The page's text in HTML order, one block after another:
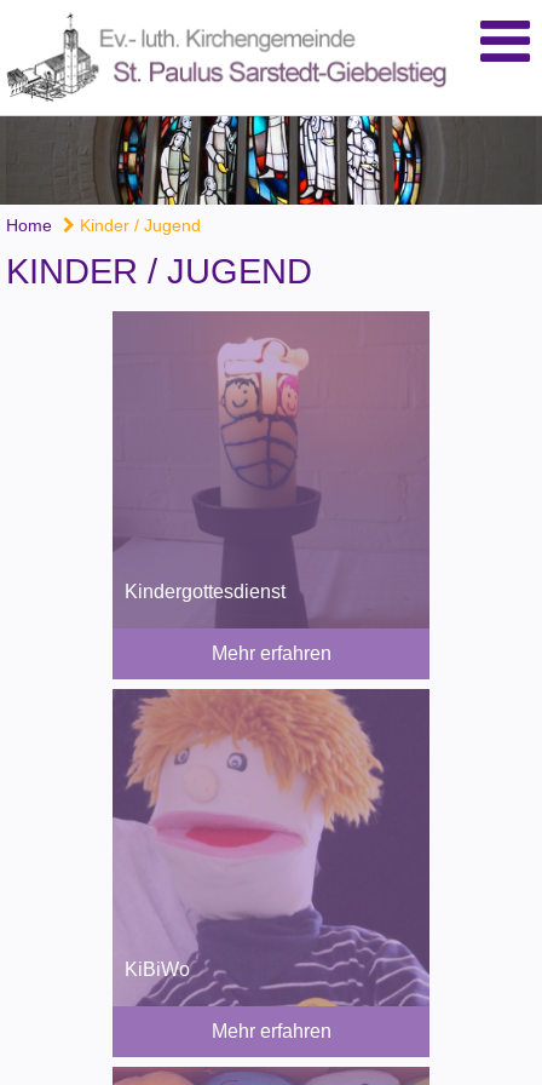
Home Kinder / Jugend
KINDER / JUGEND
Kindergottesdienst
Mehr erfahren
KiBiWo
Mehr erfahren